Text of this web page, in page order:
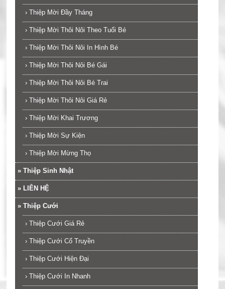
› Thiệp Mời Đầy Tháng
› Thiệp Mời Thôi Nôi Theo Tuổi Bé
› Thiệp Mời Thôi Nôi In Hình Bé
› Thiệp Mời Thôi Nôi Bé Gái
› Thiệp Mời Thôi Nôi Bé Trai
› Thiệp Mời Thôi Nôi Giá Rẻ
› Thiệp Mời Khai Trương
› Thiệp Mời Sự Kiện
› Thiệp Mời Mừng Thọ
» Thiệp Sinh Nhật
» LIÊN HỆ
» Thiệp Cưới
› Thiệp Cưới Giá Rẻ
› Thiệp Cưới Cổ Truyền
› Thiệp Cưới Hiện Đại
› Thiệp Cưới In Nhanh